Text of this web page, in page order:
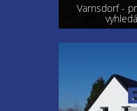
Varnsdorf -